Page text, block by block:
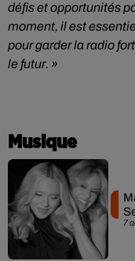
défis et opportunités
moment, il est
pour garder la radio
le futur. »
Musique
7